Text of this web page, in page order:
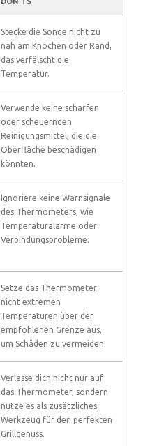
Stecke die Sonde nicht zu
nah am Knochen oder Rand,
das verfälscht die
Temperatur.
Verwende keine scharfen
oder scheuernden
Reinigungsmittel, die die
Oberfläche beschädigen
könnten.
Ignoriere keine Warnsignale
des Thermometers, wie
Temperaturalarme oder
Verbindungsprobleme.
Setze das Thermometer
nicht extremen
Temperaturen über der
empfohlenen Grenze aus,
um Schäden zu vermeiden.
Verlasse dich nicht nur auf
das Thermometer, sondern
nutze es als zusätzliches
Werkzeug für den perfekten
Grillgenuss.